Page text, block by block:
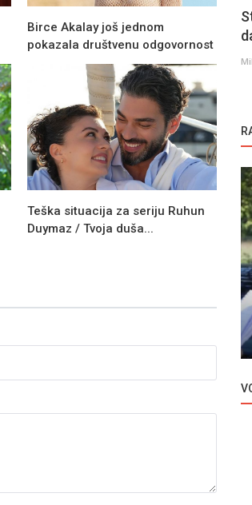
Birce Akalay još jednom
pokazala društvenu odgovornost
Teška situacija za seriju Ruhun
Duymaz / Tvoja duša...